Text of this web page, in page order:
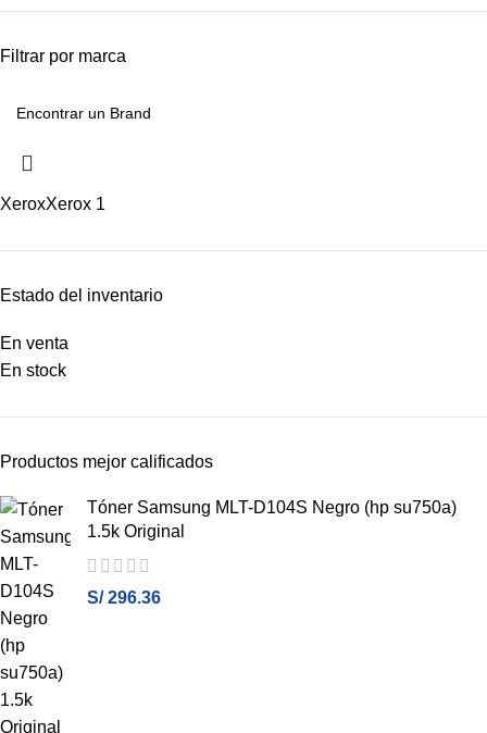
Filtrar por marca
XeroxXerox 1
Estado del inventario
En venta
En stock
Productos mejor calificados
Tóner Samsung MLT-D104S Negro (hp su750a)
1.5k Original
S/296.36